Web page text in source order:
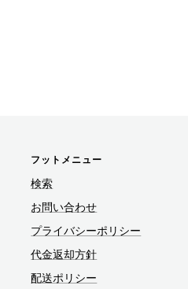
フットメニュー
検索
お問い合わせ
プライバシーポリシー
代金返却方針
配送ポリシー